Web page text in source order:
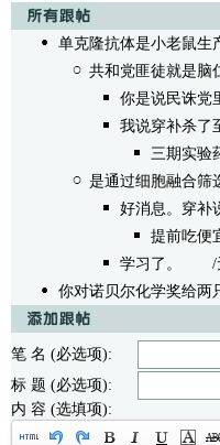
单克隆抗体是小老鼠生
共和党匪徒就是脑
你是说民诛党
我说穿补杀了
三期实验
是通过细胞融合筛
好消息。穿补
提前吃便
学习了。
/无
你对诺贝尔化学奖给两
笔 名 (必选项):
标 题 (必选项):
内 容 (选填项):